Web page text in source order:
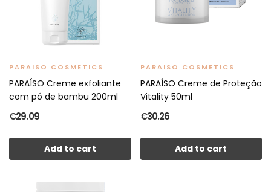
PARAISO COSMETICS
PARAÍSO Creme exfoliante
com pó de bambu 200ml
€29.09
Add to cart
PARAISO COSMETICS
PARAÍSO Creme de Proteção
Vitality 50ml
€30.26
Add to cart